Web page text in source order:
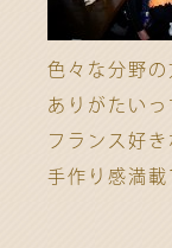
色々な分野
ありがたいっ
フランス好
手作り感満